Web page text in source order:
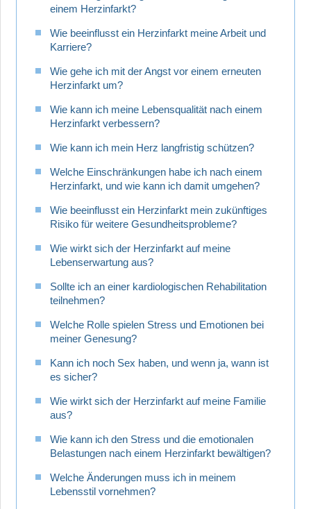
einem Herzinfarkt?
Wie beeinflusst ein Herzinfarkt meine Arbeit und
Karriere?
Wie gehe ich mit der Angst vor einem erneuten
Herzinfarkt um?
Wie kann ich meine Lebensqualität nach einem
Herzinfarkt verbessern?
Wie kann ich mein Herz langfristig schützen?
Welche Einschränkungen habe ich nach einem
Herzinfarkt, und wie kann ich damit umgehen?
Wie beeinflusst ein Herzinfarkt mein zukünftiges
Risiko für weitere Gesundheitsprobleme?
Wie wirkt sich der Herzinfarkt auf meine
Lebenserwartung aus?
Sollte ich an einer kardiologischen Rehabilitation
teilnehmen?
Welche Rolle spielen Stress und Emotionen bei
meiner Genesung?
Kann ich noch Sex haben, und wenn ja, wann ist
es sicher?
Wie wirkt sich der Herzinfarkt auf meine Familie
aus?
Wie kann ich den Stress und die emotionalen
Belastungen nach einem Herzinfarkt bewältigen?
Welche Änderungen muss ich in meinem
Lebensstil vornehmen?